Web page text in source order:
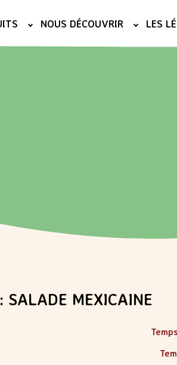
NOUS DÉCOUVRIR LES
SALADE MEXICAINE